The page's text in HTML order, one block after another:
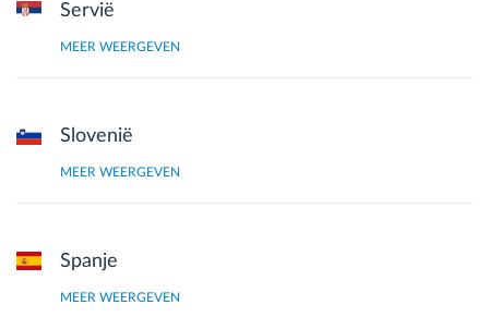
Servië
MEER WEERGEVEN
Slovenië
MEER WEERGEVEN
Spanje
MEER WEERGEVEN